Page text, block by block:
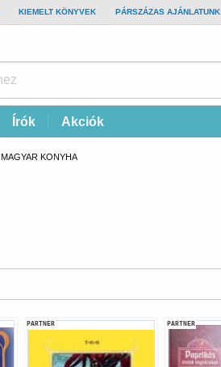
KIEMELT KÖNYVEK PÁRSZÁZAS AJÁNLATUNK
Írók Akciók
CURRENT:
MAGYAR KONYHA
PARTNER PARTNER